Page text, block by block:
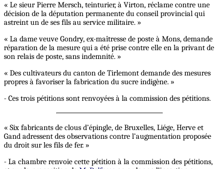
« Le sieur Pierre Mersch, teinturier, à Virton, réclame contre une
décision de la députation permanente du conseil provincial qui
astreint un de ses fils au service militaire. »
« La dame veuve Gondry, ex-maîtresse de poste à Mons, demande
réparation de la mesure qui a été prise contre elle en la privant de
son relais de poste, sans indemnité. »
« Des cultivateurs du canton de Tirlemont demande des mesures
propres à favoriser la fabrication du sucre indigène. »
- Ces trois pétitions sont renvoyées à la commission des pétitions.
« Six fabricants de clous d’épingle, de Bruxelles, Liége, Herve et
Gand adressent des observations contre l’augmentation proposée
du droit sur les fils de fer. »
- La chambre renvoie cette pétition à la commission des pétitions,